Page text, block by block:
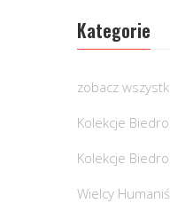
Kategorie
zobacz
Kolekcje
Kolekcje
Wielcy